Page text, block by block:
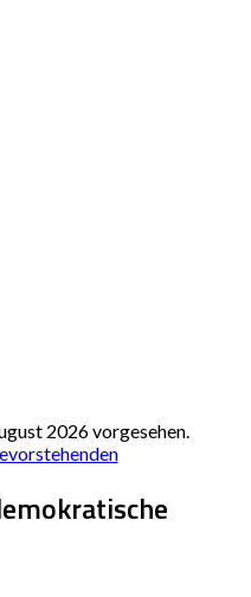
2026 vorgesehen.